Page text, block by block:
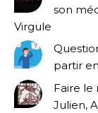
son
Virgule
partir
Faire le
Julien,